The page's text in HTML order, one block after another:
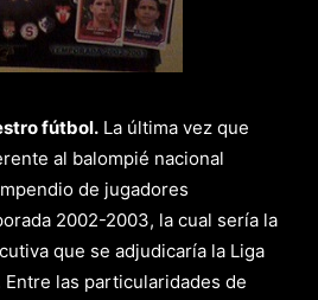
fútbol. La última vez que
al balompié nacional
de jugadores
2002-2003, la cual sería la
que se adjudicaría la Liga
las particularidades de